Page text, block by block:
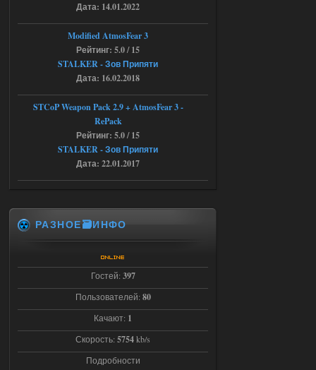
Объединенный Пак 2 + OGSR +
STCoP WP 3.4
Доступно только для пользователей
Ответить ➤
03.08.2026
Объединенный Пак 2 + OGSR +
andreyforest1993
использования предметов как в
трелере?
Ответить ➤
03.08.2026
ANOMALY ※ MEDIUM 7.0
Stalker-Mods-Clan-su
Дата: 14.01.2022
Modified AtmosFear 3
Рейтинг: 5.0 / 15
STALKER - Зов Припяти
Дата: 16.02.2018
STCoP Weapon Pack 2.9 + AtmosFear 3 -
RePack
Рейтинг: 5.0 / 15
STALKER - Зов Припяти
Дата: 22.01.2017
РАЗНОЕ🗃️ИНФО
Гостей: 397
Пользователей: 80
Качают: 1
Скорость: 5754kb/s
Подробности